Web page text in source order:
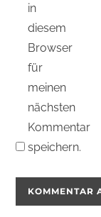
in
diesem
Browser
für
meinen
nächsten
Kommentar
speichern.